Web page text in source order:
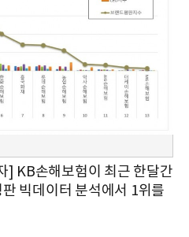
] KB손해보험이 최근 한달간
빅데이터 분석에서 1위를